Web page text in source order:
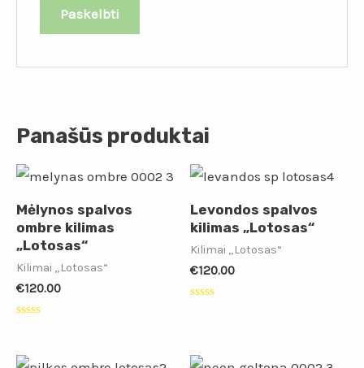
Panašūs produktai
Mėlynos spalvos
ombre kilimas
„Lotosas“
Kilimai „Lotosas“
€120.00
5
Levondos spalvos
kilimas „Lotosas“
Kilimai „Lotosas“
€120.00